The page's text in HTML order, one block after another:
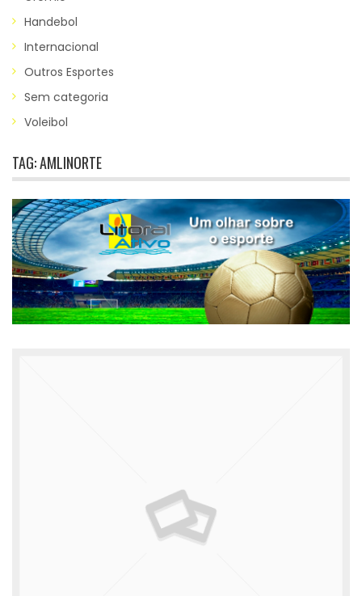
Handebol
Internacional
Outros Esportes
Sem categoria
Voleibol
TAG:AMLINORTE